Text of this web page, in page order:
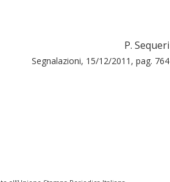
P. Sequeri
Segnalazioni, 15/12/2011, pag. 764